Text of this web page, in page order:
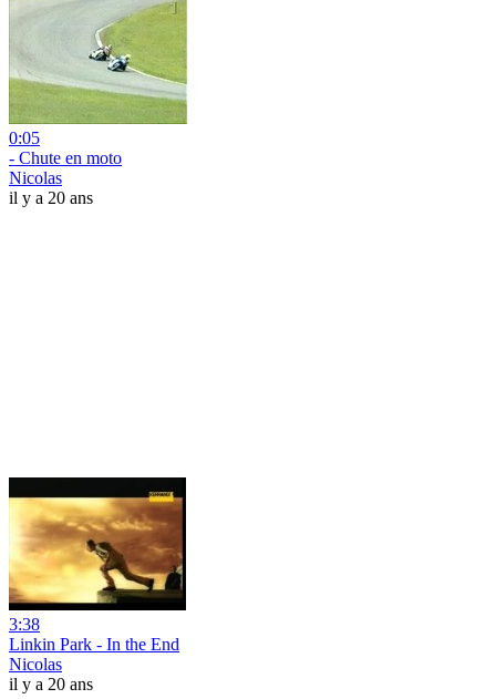
0:05
- Chute en moto
Nicolas
il y a 20 ans
3:38
Linkin Park - In the End
Nicolas
il y a 20 ans